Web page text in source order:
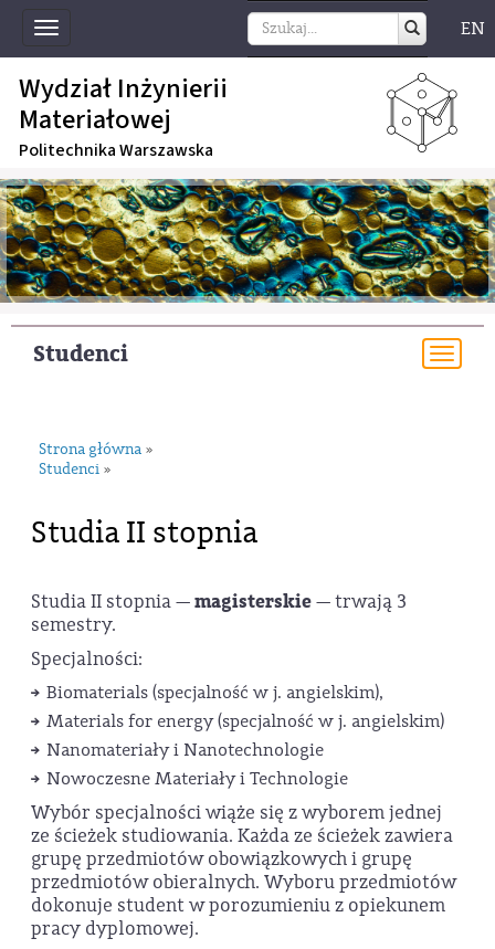
Toggle
navigation
EN
Wydział Inżynierii
Materiałowej
Politechnika Warszawska
Studenci
Strona główna »
Studenci »
Studia II stopnia
Studia II stopnia —magisterskie— trwają 3
semestry.
Specjalności:
Biomaterials (specjalność w j. angielskim),
Materials for energy (specjalność w j. angielskim)
Nanomateriały i Nanotechnologie
Nowoczesne Materiały i Technologie
Wybór specjalności wiąże się z wyborem jednej
ze ścieżek studiowania. Każda ze ścieżek zawiera
grupę przedmiotów obowiązkowych i grupę
przedmiotów obieralnych. Wyboru przedmiotów
dokonuje student w porozumieniu z opiekunem
pracy dyplomowej.